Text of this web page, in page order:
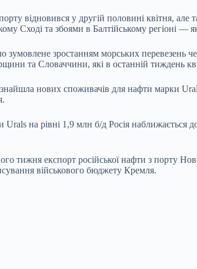
відновився у другій половині квітня,
Сході та збоями в Балтійському регіоні —
зростанням морських перевезень
та Словаччини, які в останній тиждень
знайшла нових споживачів для нафти марки
на рівні 1,9 млн б/д Росія наближається
тижня експорт російської нафти з порту
військового бюджету Кремля.